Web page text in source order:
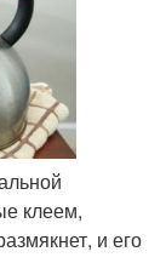
клеем,
и его